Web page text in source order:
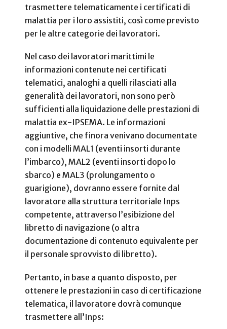
trasmettere telematicamente i certificati di
malattia per i loro assistiti, così come previsto
per le altre categorie dei lavoratori.
Nel caso dei lavoratori marittimi le
informazioni contenute nei certificati
telematici, analoghi a quelli rilasciati alla
generalità dei lavoratori, non sono però
sufficienti alla liquidazione delle prestazioni di
malattia ex-IPSEMA. Le informazioni
aggiuntive, che finora venivano documentate
con i modelli MAL1 (eventi insorti durante
l’imbarco), MAL2 (eventi insorti dopo lo
sbarco) e MAL3 (prolungamento o
guarigione), dovranno essere fornite dal
lavoratore alla struttura territoriale Inps
competente, attraverso l’esibizione del
libretto di navigazione (o altra
documentazione di contenuto equivalente per
il personale sprovvisto di libretto).
Pertanto, in base a quanto disposto, per
ottenere le prestazioni in caso di certificazione
telematica, il lavoratore dovrà comunque
trasmettere all’Inps: